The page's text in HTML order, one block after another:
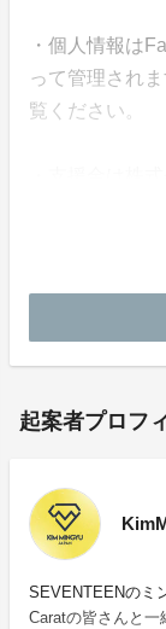
・個人情報は
って管理され
覧ください。
所等へのお問
起案者プロフ
SEVENTEENのミ
Caratの皆さんと